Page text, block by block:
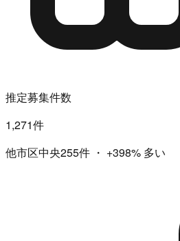
推定募集件数
1,271件
他市区中央255件 ・ +398% 多い